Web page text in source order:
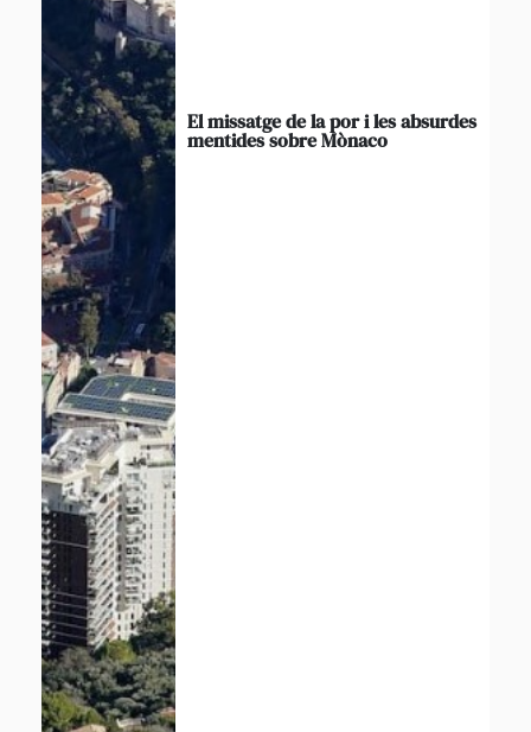
El missatge de la por i les absurdes
mentides sobre Mònaco